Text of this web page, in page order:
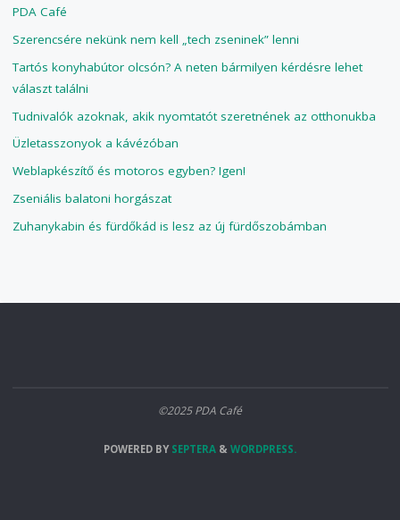
PDA Café
Szerencsére nekünk nem kell „tech zseninek” lenni
Tartós konyhabútor olcsón? A neten bármilyen kérdésre lehet
választ találni
Tudnivalók azoknak, akik nyomtatót szeretnének az otthonukba
Üzletasszonyok a kávézóban
Weblapkészítő és motoros egyben? Igen!
Zseniális balatoni horgászat
Zuhanykabin és fürdőkád is lesz az új fürdőszobámban
©2025 PDA Café
POWERED BYSEPTERA & WORDPRESS.